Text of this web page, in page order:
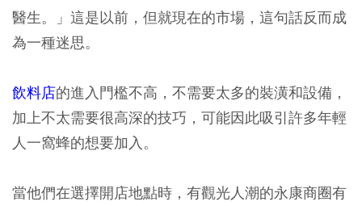
醫生。」這是以前，但就現在的市場，這句話反而成
為一種迷思。
飲料店的進入門檻不高，不需要太多的裝潢和設備，
加上不太需要很高深的技巧，可能因此吸引許多年輕
人一窩蜂的想要加入。
當他們在選擇開店地點時，有觀光人潮的永康商圈有